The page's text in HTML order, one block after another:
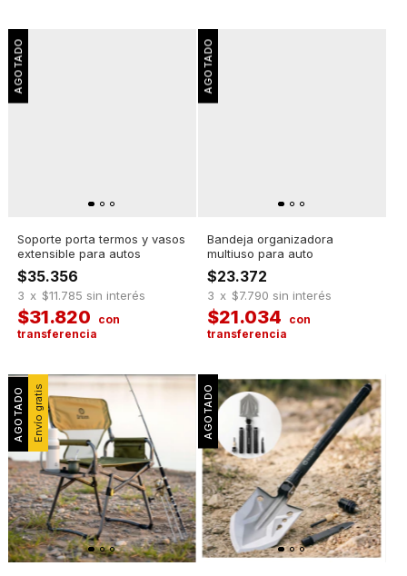
Soporte porta termos y vasos
extensible para autos
$35.356
$31.820
3 x $11.785 sin interés
Bandeja organizadora
multiuso para auto
$23.372
$21.034
3 x $7.790 sin interés
Envío gratis